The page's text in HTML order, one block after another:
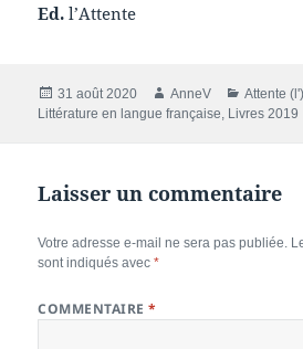
Ed. l’Attente
Publié
le
31 août 2020 Auteur
AnneV Catégories
Attente (l')
Littérature en langue française Livres 2019
Laisser un commentaire
Votre adresse e-mail ne sera pas publiée.
sont indiqués avec*
COMMENTAIRE*